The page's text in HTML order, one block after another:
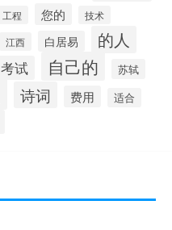
工程 您的 技术
江西 白居易 的人
考试 自己的 苏轼
诗词 费用 适合